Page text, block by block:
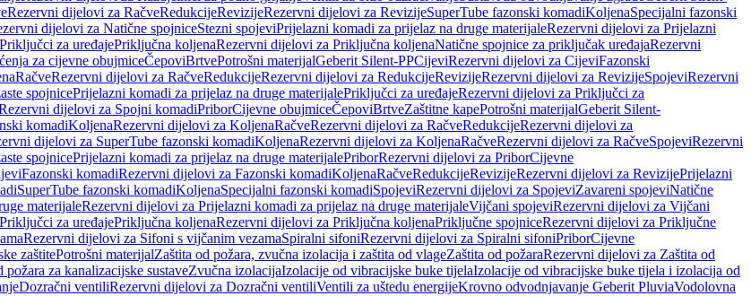
Rezervni dijelovi za RačveRedukcijeRevizijeRezervni dijelovi za RevizijeSuperTube fazonski komadiKoljenaSpecijalni fazonski
dijelovi za Natične spojniceStezni spojeviPrijelazni komadi za prijelaz na druge materijaleRezervni dijelovi za Prijelazni
za uređajePriključna koljenaRezervni dijelovi za Priključna koljenaNatične spojnice za priključak uređajaRezervni
za cijevne obujmiceČepoviBrtvePotrošni materijalGeberit Silent-PPCijeviRezervni dijelovi za CijeviFazonski
RačveRezervni dijelovi za RačveRedukcijeRezervni dijelovi za RedukcijeRevizijeRezervni dijelovi za RevizijeSpojeviRezervni
spojnicePrijelazni komadi za prijelaz na druge materijalePriključci za uređajeRezervni dijelovi za Priključci za
dijelovi za Spojni komadiPriborCijevne obujmiceČepoviBrtveZaštitne kapePotrošni materijalGeberit Silent-
komadiKoljenaRezervni dijelovi za KoljenaRačveRezervni dijelovi za RačveRedukcijeRezervni dijelovi za
dijelovi za SuperTube fazonski komadiKoljenaRezervni dijelovi za KoljenaRačveRezervni dijelovi za RačveSpojeviRezervni
spojnicePrijelazni komadi za prijelaz na druge materijalePriborRezervni dijelovi za PriborCijevne
Fazonski komadiRezervni dijelovi za Fazonski komadiKoljenaRačveRedukcijeRevizijeRezervni dijelovi za RevizijePrijelazni
SuperTube fazonski komadiKoljenaSpecijalni fazonski komadiSpojeviRezervni dijelovi za SpojeviZavareni spojeviNatične
materijaleRezervni dijelovi za Prijelazni komadi za prijelaz na druge materijaleVijčani spojeviRezervni dijelovi za Vijčani
za uređajePriključna koljenaRezervni dijelovi za Priključna koljenaPriključne spojniceRezervni dijelovi za Priključne
Rezervni dijelovi za Sifoni s vijčanim vezamaSpiralni sifoniRezervni dijelovi za Spiralni sifoniPriborCijevne
zaštitePotrošni materijalZaštita od požara, zvučna izolacija i zaštita od vlageZaštita od požaraRezervni dijelovi za Zaštita od
za kanalizacijske sustaveZvučna izolacijaIzolacije od vibracijske buke tijelaIzolacije od vibracijske buke tijela i izolacija od
Dozračni ventiliRezervni dijelovi za Dozračni ventiliVentili za uštedu energijeKrovno odvodnjavanje Geberit PluviaVodolovna